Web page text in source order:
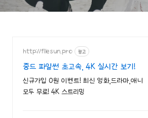
http://filesun.pro 광고
중드 파일썬 초고속, 4K 실시간 보기!
신규가입 0원 이벤트! 최신 영화,드라마,애니
모두 무료! 4K 스트리밍